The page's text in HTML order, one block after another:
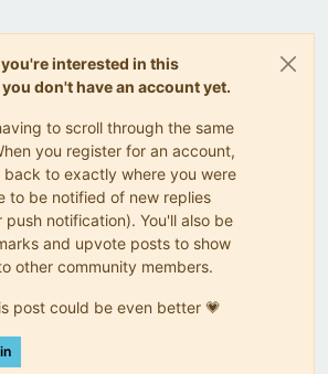
interested in this
don't have an account yet.
to scroll through the same
you register for an account,
back to exactly where you were
to be notified of new replies
push notification). You'll also be
and upvote posts to show
other community members.
post could be even better 💗